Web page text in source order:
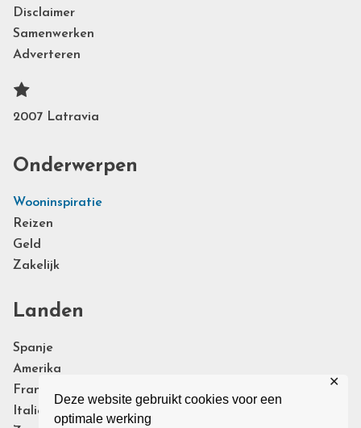
Deze website gebruikt cookies voor een
optimale werking
✕
Disclaimer
Samenwerken
Adverteren
2007 Latravia
Onderwerpen
Wooninspiratie
Reizen
Geld
Zakelijk
Landen
Spanje
Amerika
Frankrijk
Italie